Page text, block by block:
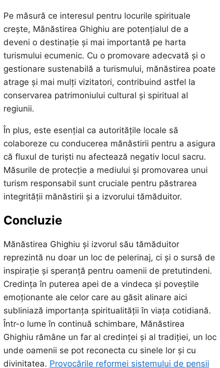
Pe măsură ce interesul pentru locurile spirituale
crește, Mănăstirea Ghighiu are potențialul de a
deveni o destinație și mai importantă pe harta
turismului ecumenic. Cu o promovare adecvată și o
gestionare sustenabilă a turismului, mănăstirea poate
atrage și mai mulți vizitatori, contribuind astfel la
conservarea patrimoniului cultural și spiritual al
regiunii.
În plus, este esențial ca autoritățile locale să
colaboreze cu conducerea mănăstirii pentru a asigura
că fluxul de turiști nu afectează negativ locul sacru.
Măsurile de protecție a mediului și promovarea unui
turism responsabil sunt cruciale pentru păstrarea
integrității mănăstirii și a izvorului tămăduitor.
Concluzie
Mănăstirea Ghighiu și izvorul său tămăduitor
reprezintă nu doar un loc de pelerinaj, ci și o sursă de
inspirație și speranță pentru oamenii de pretutindeni.
Credința în puterea apei de a vindeca și poveștile
emoționante ale celor care au găsit alinare aici
subliniază importanța spiritualității în viața cotidiană.
Într-o lume în continuă schimbare, Mănăstirea
Ghighiu rămâne un far al credinței și al tradiției, un loc
unde oamenii se pot reconecta cu sinele lor și cu
divinitatea. Provocările reformei sistemului de pensii